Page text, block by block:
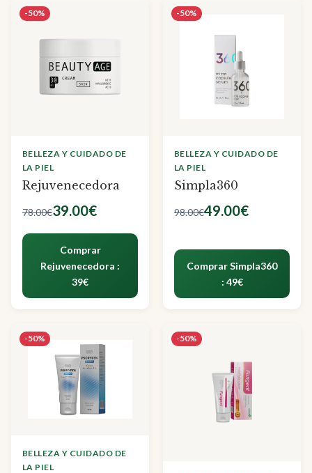
-50%
BELLEZA Y CUIDADO DE
LA PIEL
Rejuvenecedora
78.00€39.00€
Comprar
Rejuvenecedora :
39€
-50%
BELLEZA Y CUIDADO DE
LA PIEL
Simpla360
98.00€49.00€
Comprar Simpla360
: 49€
-50%
BELLEZA Y CUIDADO DE
LA PIEL
-50%